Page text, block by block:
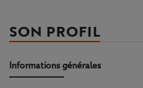
SON PROFIL
Informations générales